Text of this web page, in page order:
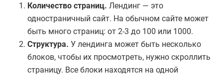
Количество страниц. Лендинг — это
одностраничный сайт. На обычном сайте может
быть много страниц: от 2-3 до 100 или 1000.
Структура. У лендинга может быть несколько
блоков, чтобы их просмотреть, нужно скроллить
страницу. Все блоки находятся на одной